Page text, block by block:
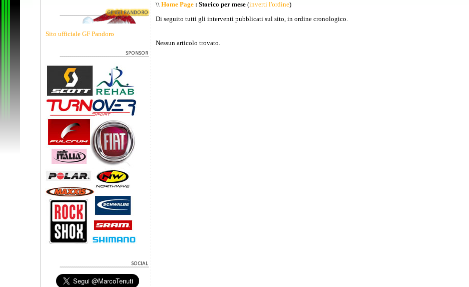
Sito ufficiale GF Pandoro
\\ Home Page: Storico per mese(inverti l'ordine)
Di seguito tutti gli interventi pubblicati sul sito, in ordine cronologico.
Nessun articolo trovato.